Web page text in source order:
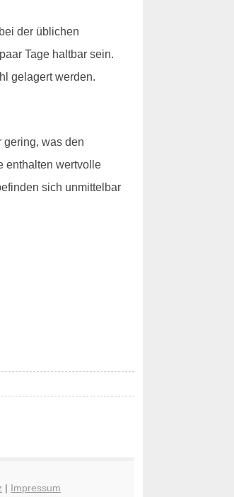
der üblichen
Tage haltbar sein.
gelagert werden.
gering, was den
enthalten wertvolle
sich unmittelbar
| Impressum